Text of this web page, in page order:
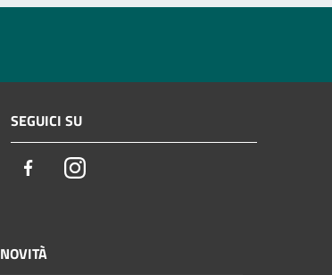
SEGUICI SU
FacebookInstagram
NOVITÀ